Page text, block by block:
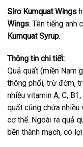
Siro Kumquat Wings
Wings. Tên tiếng anh
Kumquat Syrup.
Thông tin chi tiết:
Quả quất (miền Nam
thông phổi, trừ đờm,
nhiều vitamin A, C,
quất cũng chứa nhiều
cơ thể. Ngoài ra quả
bền thành mạch, có